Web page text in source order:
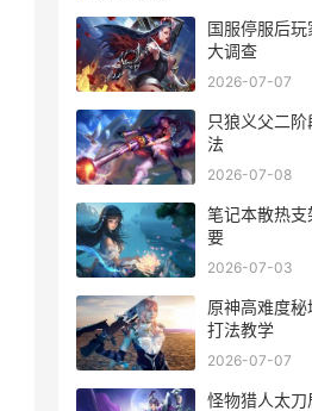
国服停服后
大调查
2026-07-07
只狼义父二
法
2026-07-08
笔记本散热
要
2026-07-03
原神高难度
打法教学
2026-07-07
怪物猎人太